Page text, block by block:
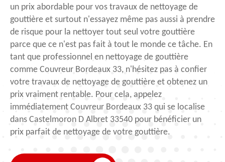
un prix abordable pour vos travaux de nettoyage de
gouttière et surtout n'essayez même pas aussi à prendre
de risque pour la nettoyer tout seul votre gouttière
parce que ce n'est pas fait à tout le monde ce tâche. En
tant que professionnel en nettoyage de gouttière
comme Couvreur Bordeaux 33, n'hésitez pas à confier
votre travaux de nettoyage de gouttière et obtenez un
prix vraiment rentable. Pour cela, appelez
immédiatement Couvreur Bordeaux 33 qui se localise
dans Castelmoron D Albret 33540 pour bénéficier un
prix parfait de nettoyage de votre gouttière.